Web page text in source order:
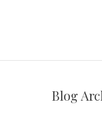
Blog